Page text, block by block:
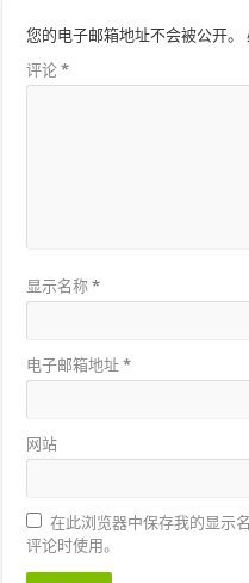
您的电子邮箱地址不会被公开。
评论*
显示名称*
电子邮箱地址*
网站
在此浏览器中保存我的显示
评论时使用。